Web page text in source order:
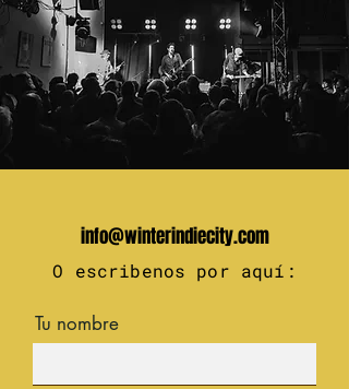
info@winterindiecity.com
O escribenos por aquí:
Tu nombre